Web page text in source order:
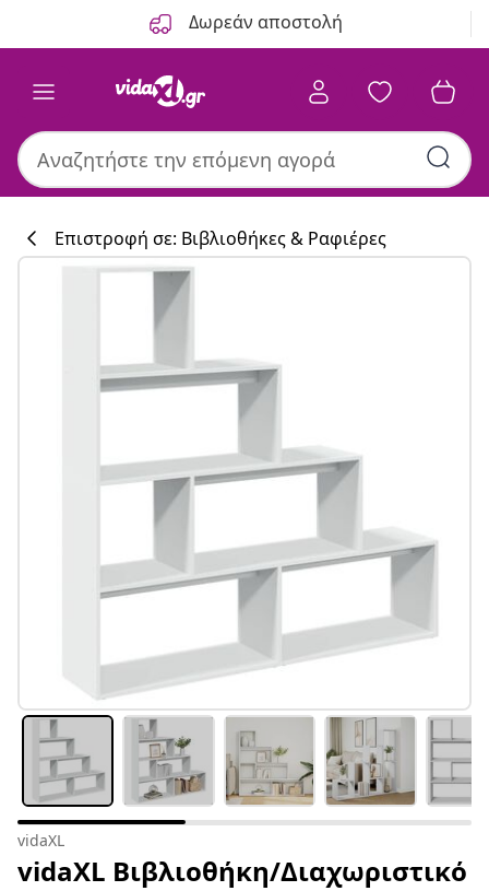
Δωρεάν αποστολή
Επιστροφή σε: Βιβλιοθήκες & Ραφιέρες
vidaXL
vidaXL Βιβλιοθήκη/Διαχωριστικό